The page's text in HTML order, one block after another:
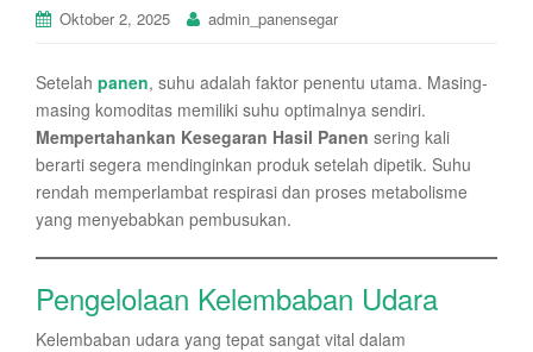
Oktober 2, 2025 admin_panensegar
Setelah panen, suhu adalah faktor penentu utama. Masing-
masing komoditas memiliki suhu optimalnya sendiri.
Mempertahankan Kesegaran Hasil Panen sering kali
berarti segera mendinginkan produk setelah dipetik. Suhu
rendah memperlambat respirasi dan proses metabolisme
yang menyebabkan pembusukan.
Pengelolaan Kelembaban Udara
Kelembaban udara yang tepat sangat vital dalam